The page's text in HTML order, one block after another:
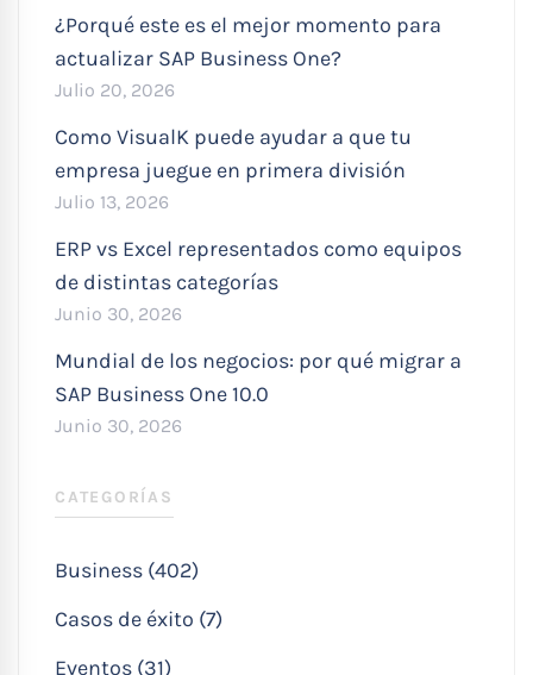
¿Porqué este es el mejor momento para
actualizar SAP Business One?
Julio 20, 2026
Como VisualK puede ayudar a que tu
empresa juegue en primera división
Julio 13, 2026
ERP vs Excel representados como equipos
de distintas categorías
Junio 30, 2026
Mundial de los negocios: por qué migrar a
SAP Business One 10.0
Junio 30, 2026
CATEGORÍAS
Business (402)
Casos de éxito (7)
Eventos (31)